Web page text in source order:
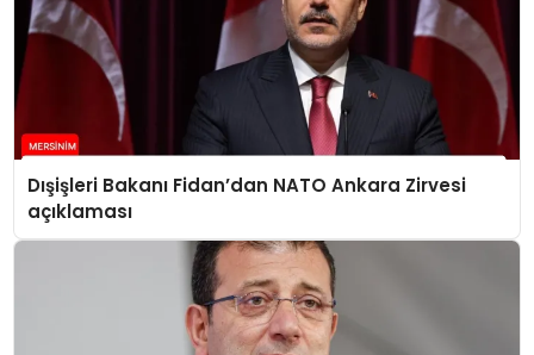
Dışişleri Bakanı Fidan’dan NATO Ankara Zirvesi
açıklaması